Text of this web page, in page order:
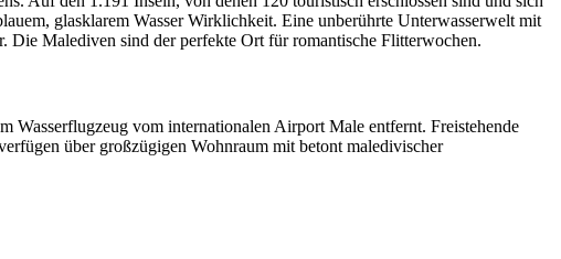
glasklarem Wasser Wirklichkeit. Eine unberührte Unterwasserwelt mit
Die Malediven sind der perfekte Ort für romantische Flitterwochen.
vom internationalen Airport Male entfernt. Freistehende
über großzügigen Wohnraum mit betont maledivischer